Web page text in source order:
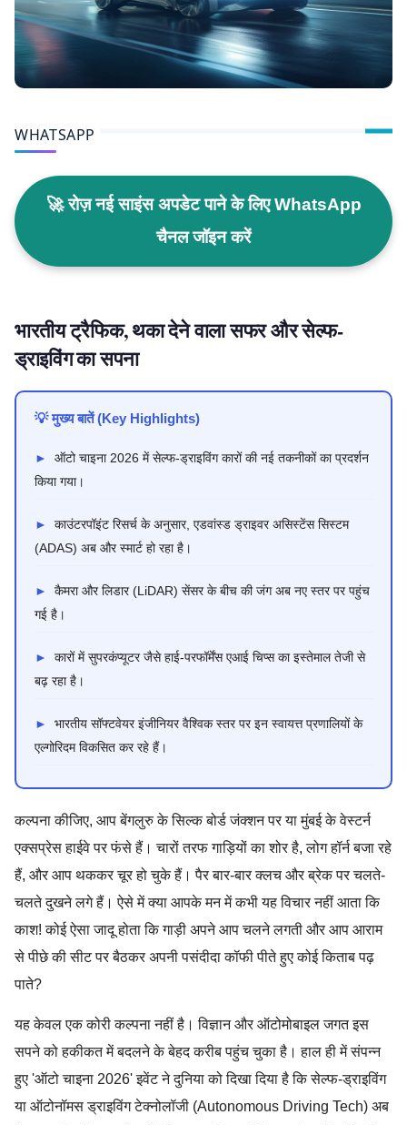
WHATSAPP
🚀 रोज़ नई साइंस अपडेट पाने के लिए WhatsApp
चैनल जॉइन करें
भारतीय ट्रैफिक, थका देने वाला सफर और सेल्फ-
ड्राइविंग का सपना
💡 मुख्य बातें (Key Highlights)
►
ऑटो चाइना 2026 में सेल्फ-ड्राइविंग कारों की नई तकनीकों का प्रदर्शन
किया गया।
►
काउंटरपॉइंट रिसर्च के अनुसार, एडवांस्ड ड्राइवर असिस्टेंस सिस्टम
(ADAS) अब और स्मार्ट हो रहा है।
►
कैमरा और लिडार (LiDAR) सेंसर के बीच की जंग अब नए स्तर पर पहुंच
गई है।
►
कारों में सुपरकंप्यूटर जैसे हाई-परफॉर्मेंस एआई चिप्स का इस्तेमाल तेजी से
बढ़ रहा है।
►
भारतीय सॉफ्टवेयर इंजीनियर वैश्विक स्तर पर इन स्वायत्त प्रणालियों के
एल्गोरिदम विकसित कर रहे हैं।
कल्पना कीजिए, आप बेंगलुरु के सिल्क बोर्ड जंक्शन पर या मुंबई के वेस्टर्न
एक्सप्रेस हाईवे पर फंसे हैं। चारों तरफ गाड़ियों का शोर है, लोग हॉर्न बजा रहे
हैं, और आप थककर चूर हो चुके हैं। पैर बार-बार क्लच और ब्रेक पर चलते-
चलते दुखने लगे हैं। ऐसे में क्या आपके मन में कभी यह विचार नहीं आता कि
काश! कोई ऐसा जादू होता कि गाड़ी अपने आप चलने लगती और आप आराम
से पीछे की सीट पर बैठकर अपनी पसंदीदा कॉफी पीते हुए कोई किताब पढ़
पाते?
यह केवल एक कोरी कल्पना नहीं है। विज्ञान और ऑटोमोबाइल जगत इस
सपने को हकीकत में बदलने के बेहद करीब पहुंच चुका है। हाल ही में संपन्न
हुए 'ऑटो चाइना 2026' इवेंट ने दुनिया को दिखा दिया है कि सेल्फ-ड्राइविंग
या ऑटोनॉमस ड्राइविंग टेक्नोलॉजी (Autonomous Driving Tech) अब